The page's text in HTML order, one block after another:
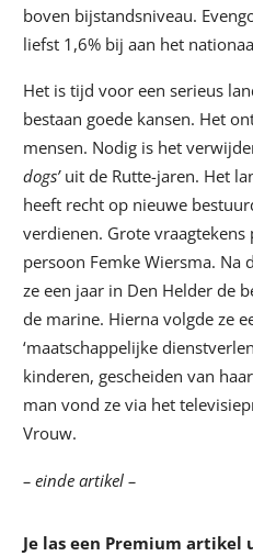
boven bijstandsniveau.
liefst 1,6% bij aan het
Het is tijd voor een serieus
bestaan goede kansen. Het
mensen. Nodig is het
dogs’uit de Rutte-jaren. Het
heeft recht op nieuwe
verdienen. Grote vraagtekens
persoon Femke Wiersma. Na
ze een jaar in Den Helder de
de marine. Hierna volgde ze
‘maatschappelijke
kinderen, gescheiden van
man vond ze via het
Vrouw.
– einde artikel –
Je las een Premium artikel